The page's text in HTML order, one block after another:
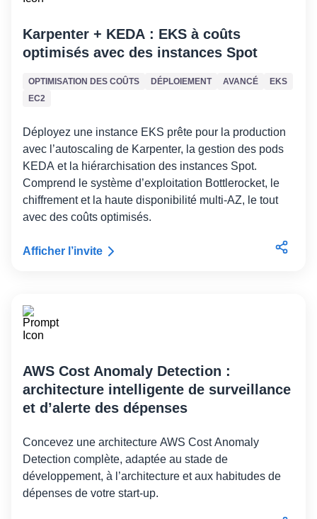
Karpenter + KEDA : EKS à coûts
optimisés avec des instances Spot
OPTIMISATION DES COÛTS DÉPLOIEMENT AVANCÉ
EKS
EC2
Déployez une instance EKS prête pour la production
avec l’autoscaling de Karpenter, la gestion des pods
KEDA et la hiérarchisation des instances Spot.
Comprend le système d’exploitation Bottlerocket, le
chiffrement et la haute disponibilité multi-AZ, le tout
avec des coûts optimisés.
Afficher l’invite
AWS Cost Anomaly Detection :
architecture intelligente de surveillance
et d’alerte des dépenses
Concevez une architecture AWS Cost Anomaly
Detection complète, adaptée au stade de
développement, à l’architecture et aux habitudes de
dépenses de votre start-up.